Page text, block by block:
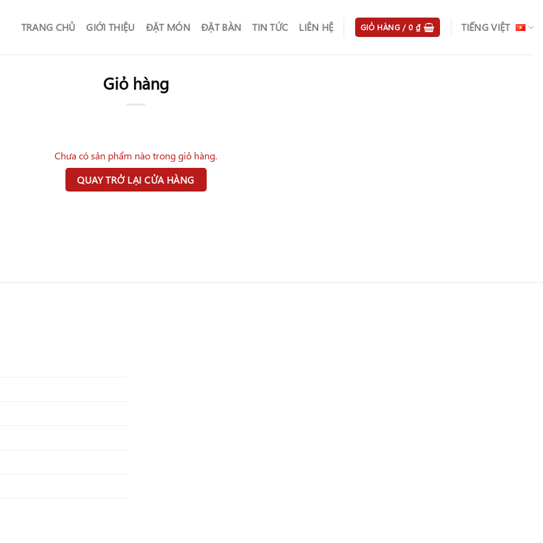
TRANG CHỦ GIỚI THIỆU ĐẶT MÓN ĐẶT BÀN TIN TỨC LIÊN HỆ GIỎ HÀNG /0 ₫ TIẾNG VIỆT
Giỏ hàng
Chưa có sản phẩm nào trong giỏ hàng.
QUAY TRỞ LẠI CỬA HÀNG